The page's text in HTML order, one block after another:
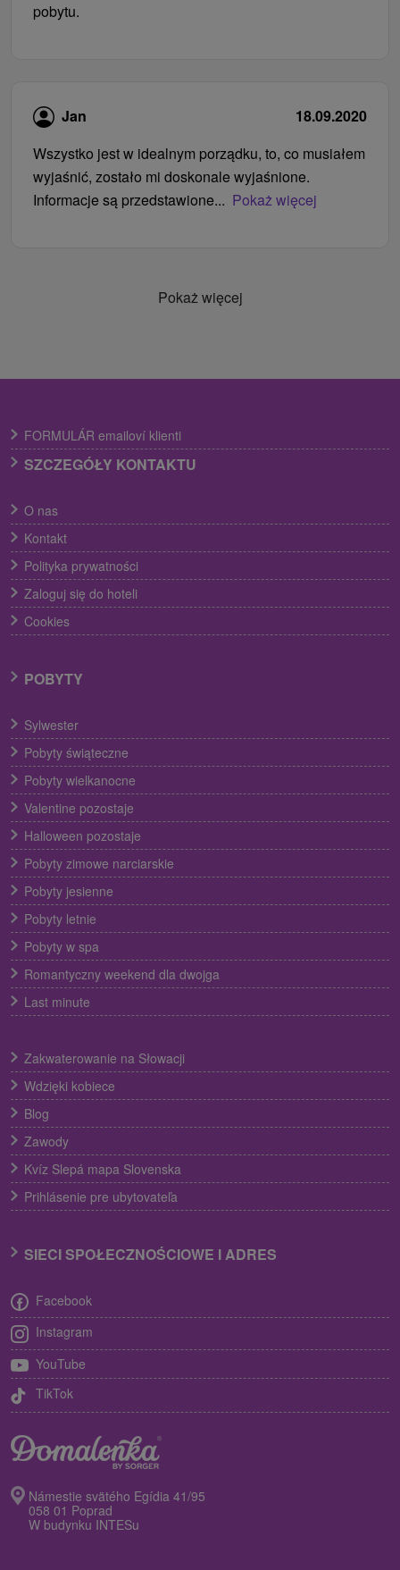
pobytu.
Jan
18.09.2020
Wszystko jest w idealnym porządku, to, co musiałem
wyjaśnić, zostało mi doskonale wyjaśnione.
Informacje są przedstawione... Pokaż więcej
Pokaż więcej
FORMULÁR emailoví klienti
SZCZEGÓŁY KONTAKTU
O nas
Kontakt
Polityka prywatności
Zaloguj się do hoteli
Cookies
POBYTY
Sylwester
Pobyty świąteczne
Pobyty wielkanocne
Valentine pozostaje
Halloween pozostaje
Pobyty zimowe narciarskie
Pobyty jesienne
Pobyty letnie
Pobyty w spa
Romantyczny weekend dla dwojga
Last minute
Zakwaterowanie na Słowacji
Wdzięki kobiece
Blog
Zawody
Kvíz Slepá mapa Slovenska
Prihlásenie pre ubytovateľa
SIECI SPOŁECZNOŚCIOWE I ADRES
Facebook
Instagram
YouTube
TikTok
Námestie svätého Egídia 41/95
058 01 Poprad
W budynku INTESu